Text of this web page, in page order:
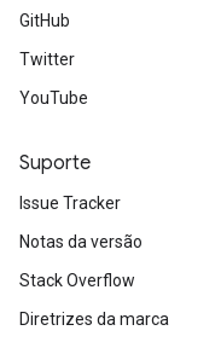
GitHub
Twitter
YouTube
Suporte
Issue Tracker
Notas da versão
Stack Overflow
Diretrizes da marca